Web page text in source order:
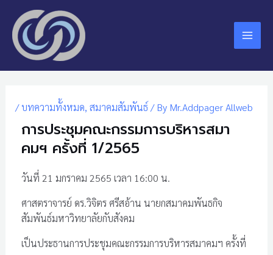
content
/บทความทั้งหมด, สมาคมสัมพันธ์/ By Mr.Addpager Allweb
การประชุมคณะกรรมการบริหารสมา
คมฯ ครั้งที่ 1/2565
วันที่ 21 มกราคม 2565 เวลา 16:00 น.
ศาสตราจารย์ ดร.วิจิตร ศรีสอ้าน นายกสมาคมพันธกิจ
สัมพันธ์มหาวิทยาลัยกับสังคม
เป็นประธานการประชุมคณะกรรมการบริหารสมาคมฯ ครั้งที่